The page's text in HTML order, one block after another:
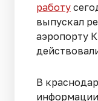
работу
выпускал
аэропорту
В
информации